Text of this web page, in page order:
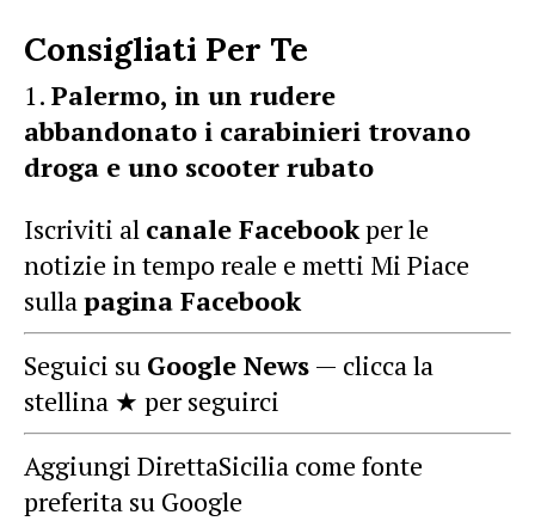
Consigliati Per Te
Palermo, in un rudere
abbandonato i carabinieri trovano
droga e uno scooter rubato
Iscriviti al canale Facebookper le
notizie in tempo reale e metti Mi Piace
sullapagina Facebook
Seguici su Google News — clicca la
stellina ★ per seguirci
Aggiungi DirettaSicilia come fonte
preferita su Google